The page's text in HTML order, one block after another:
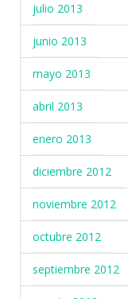
julio 2013
junio 2013
mayo 2013
abril 2013
enero 2013
diciembre 2012
noviembre 2012
octubre 2012
septiembre 2012